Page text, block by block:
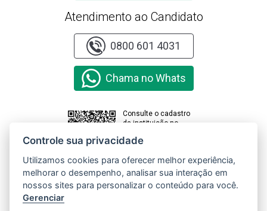
Atendimento ao Candidato
0800 601 4031
Chama no Whats
Consulte o cadastro
da instituição no
Clique aqui e
acesse o
Controle sua privacidade
Utilizamos cookies para oferecer melhor experiência,
melhorar o desempenho, analisar sua interação em
nossos sites para personalizar o conteúdo para você.
Gerenciar